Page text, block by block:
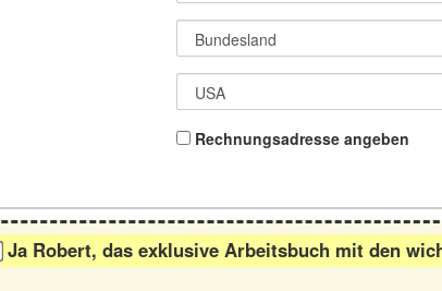
Rechnungsadresse angeben
Ja Robert, das exklusive Arbeitsbuch mit den